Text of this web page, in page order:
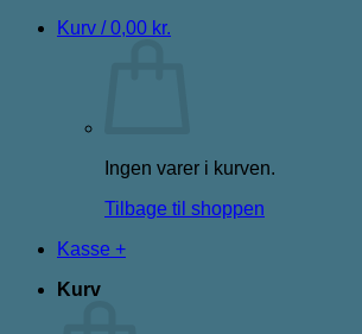
Kurv /0,00 kr.
Ingen varer i kurven.
Tilbage til shoppen
Kasse +
Kurv